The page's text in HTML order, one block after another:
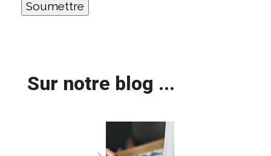
Sur notre blog ...